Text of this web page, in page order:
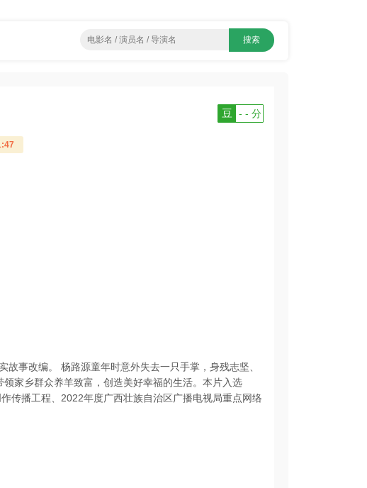
豆 - - 分
事改编。 杨路源童年时意外失去一只手掌，身残志坚、
家乡群众养羊致富，创造美好幸福的生活。本片入选
传播工程、2022年度广西壮族自治区广播电视局重点网络